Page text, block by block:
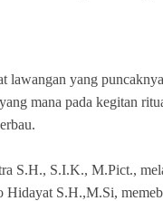
lawangan yang
mana pada kegitan
S.H., S.I.K., M.Pict.,
S.H.,M.Si,